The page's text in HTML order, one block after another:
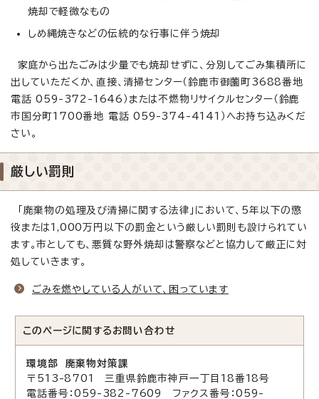
焼却で軽微なもの
しめ縄焼きなどの伝統的な行事に伴う焼却
家庭から出たごみは少量でも焼却せずに、分別してごみ集積所に
出していただくか、直接、清掃センター（鈴鹿市御薗町3688番地
電話 059-372-1646）または不燃物リサイクルセンター（鈴鹿
市国分町1700番地 電話 059-374-4141）へお持ち込みくだ
さい。
厳しい罰則
「廃棄物の処理及び清掃に関する法律」において、5年以下の懲
役または1,000万円以下の罰金という厳しい罰則も設けられてい
ます。市としても、悪質な野外焼却は警察などと協力して厳正に対
処していきます。
ごみを燃やしている人がいて、困っています
このページに関する お問い合わせ
環境部 廃棄物対策課
〒513-8701 三重県鈴鹿市神戸一丁目18番18号
電話番号：059-382-7609 ファクス番号：059-